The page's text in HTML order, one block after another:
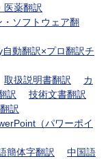
医薬翻訳
ソフトウェア翻
自動翻訳×プロ翻訳チ
取扱説明書翻訳
カ
訳
技術文書翻訳
訳
（パワーポイ
簡体字翻訳
中国語